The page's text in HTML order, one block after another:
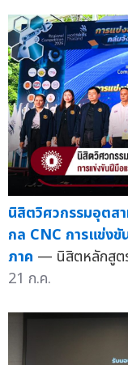
นิสิตวิศวกรรมอุตสา
กล CNC การแข่ง
ภาค — นิสิตหลักสูต
21 ก.ค.